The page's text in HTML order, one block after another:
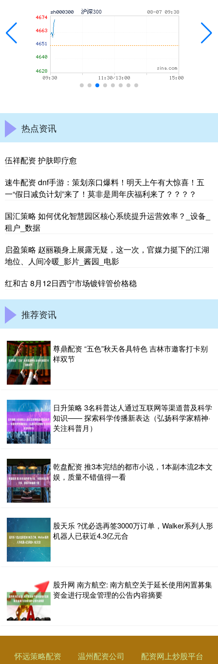
热点资讯
伍祥配资 护肤即疗愈
速牛配资 dnf手游：策划亲口爆料！明天上午有大惊喜！五
一“假日减负计划”来了！莫非是周年庆福利来了？？？？
国汇策略 如何优化智慧园区核心系统提升运营效率？_设备_
租户_数据
启盈策略 赵丽颖身上展露无疑，这一次，官媒力挺下的江湖
地位、人间冷暖_影片_酱园_电影
红和古 8月12日西宁市场镀锌管价格稳
推荐资讯
尊鼎配资 “五色”秋天各具特色 吉林市邀客打卡别
样双节
日升策略 3名科普达人通过互联网等渠道普及科学
知识—— 探索科学传播新表达（弘扬科学家精神·
关注科普月）
乾盘配资 推3本完结的都市小说，1本副本流2本文
娱，质量不错值得一看
股天乐 ?优必选再签3000万订单，Walker系列人形
机器人已获近4.3亿元合
股升网 南方航空: 南方航空关于延长使用闲置募集
资金进行现金管理的公告内容摘要
怀远策略配资 温州配资公司
配资网上炒股平台